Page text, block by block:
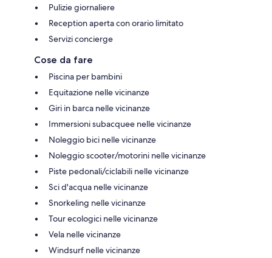
Pulizie giornaliere
Reception aperta con orario limitato
Servizi concierge
Cose da fare
Piscina per bambini
Equitazione nelle vicinanze
Giri in barca nelle vicinanze
Immersioni subacquee nelle vicinanze
Noleggio bici nelle vicinanze
Noleggio scooter/motorini nelle vicinanze
Piste pedonali/ciclabili nelle vicinanze
Sci d'acqua nelle vicinanze
Snorkeling nelle vicinanze
Tour ecologici nelle vicinanze
Vela nelle vicinanze
Windsurf nelle vicinanze